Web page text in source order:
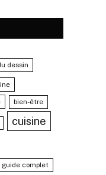
dessin
bien-être
cuisine
guide complet